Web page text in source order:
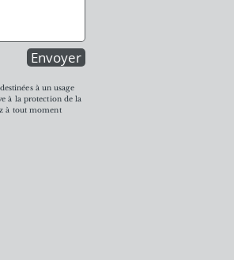
Envoyer
à un usage
à la protection de la
à tout moment